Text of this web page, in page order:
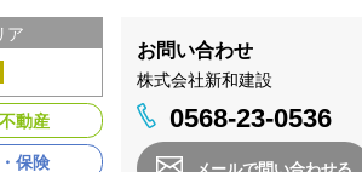
お問い合わせ
株式会社新和建設
0568-23-0536
ア
動産
保険